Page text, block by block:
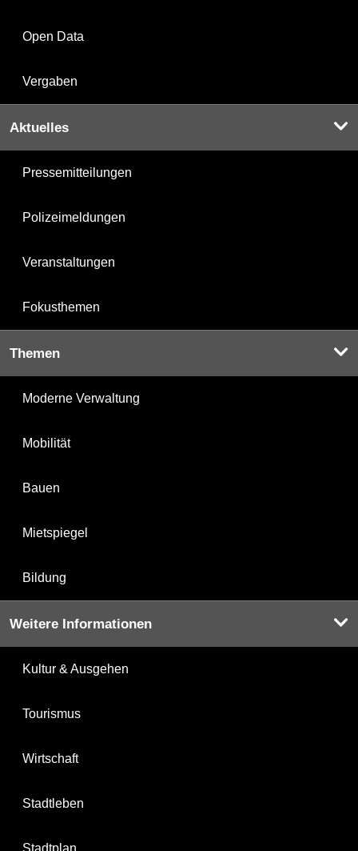
Open Data
Vergaben
Aktuelles
Pressemitteilungen
Polizeimeldungen
Veranstaltungen
Fokusthemen
Themen
Moderne Verwaltung
Mobilität
Bauen
Mietspiegel
Bildung
Weitere Informationen
Kultur & Ausgehen
Tourismus
Wirtschaft
Stadtleben
Stadtplan